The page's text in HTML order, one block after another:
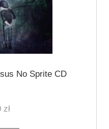
No Sprite CD
zł